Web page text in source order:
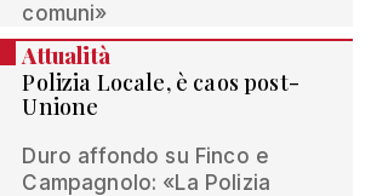
comuni»
Attualità
Polizia Locale, è caos post-
Unione
Duro affondo su Finco e
Campagnolo: «La Polizia